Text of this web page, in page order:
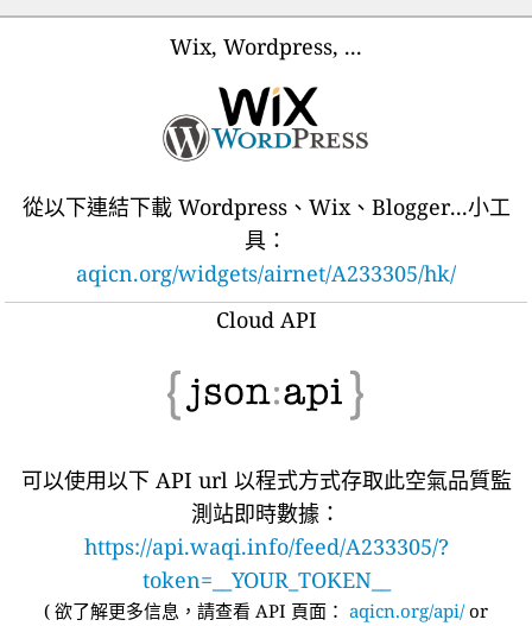
Wix, Wordpress, ...
從以下連結下載 Wordpress、Wix、Blogger...小工
具：
aqicn.org/widgets/airnet/A233305/hk/
Cloud API
可以使用以下 API url 以程式方式存取此空氣品質監
測站即時數據：
https://api.waqi.info/feed/A233305/?
token=__YOUR_TOKEN__
( 欲了解更多信息，請查看 API 頁面： aqicn.org/api/or